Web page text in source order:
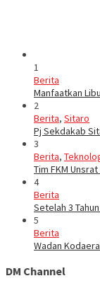
1
Berita
Manfaatkan
2
Berita, Sitaro
Pj Sekdakab
3
Berita,
Tim FKM
4
Berita
Setelah 3
5
Berita
Wadan
DM Channel